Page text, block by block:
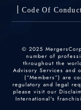
Code Of Conduct
© 2025
number of
throughout the
Advisory Services and
(“Members”) are
regulatory and legal
please visit our
International's